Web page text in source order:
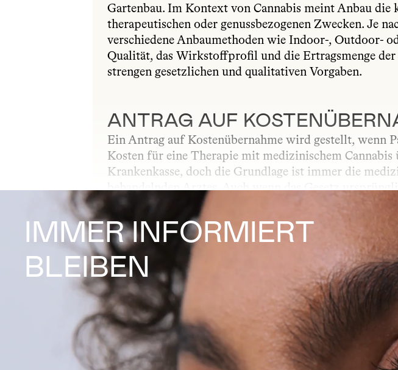
Gartenbau. Im Kontext von Cannabis meint Anbau
therapeutischen oder genussbezogenen Zwecken. Je
verschiedene Anbaumethoden wie Indoor-, Outdoor-
Qualität, das Wirkstoffprofil und die Ertragsmenge
strengen gesetzlichen und qualitativen Vorgaben.
ANTRAG AUF
Ein Antrag auf Kostenübernahme wird gestellt, wenn
Kosten für eine Therapie mit medizinischem
Krankenkasse, doch die Grundlage ist immer die
behandelnden Arztes. Auch wenn das Gesetz
Definition offen – entscheidend ist, dass die Therapie
daher sehr individuell erfolgen. Wird der Antrag
APPLIKATIONSFORM
Applikationsform – auch Darreichungsform genannt
als Öl, Kapsel, Spray oder Creme: Die Form der
Welche Applikationsform gewählt wird, hängt unter
individuellen Bedürfnissen ab.
IMMER INFORMIERT
BLEIBEN